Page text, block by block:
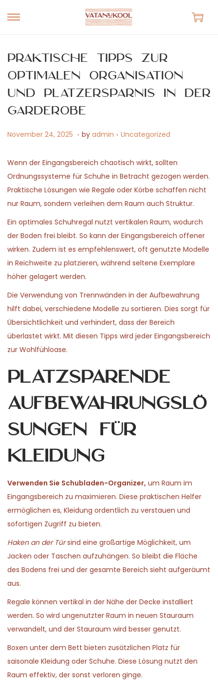
S
p
t
o
v
g
a
t
i
n
S
p
t
o
n
e
n
t
Praktische Tipps zur
optimalen Organisation
und Platzersparnis in der
Garderobe
P
s
t
e
d
November 24, 2025 M
y
1
5
,
. by admin . P
s
t
e
d
Uncategorized
Wenn der Eingangsbereich chaotisch wirkt, sollten
Ordnungssysteme für Schuhe in Betracht gezogen werden.
Praktische Lösungen wie Regale oder Körbe schaffen nicht
nur Raum, sondern verleihen dem Raum auch Struktur.
Ein optimales Schuhregal nutzt vertikalen Raum, wodurch
der Boden frei bleibt. So kann der Eingangsbereich offener
wirken. Zudem ist es empfehlenswert, oft genutzte Modelle
in Reichweite zu platzieren, während seltene Exemplare
höher gelagert werden.
Die Verwendung von Trennwänden in der Aufbewahrung
hilft dabei, verschiedene Modelle zu sortieren. Dies sorgt für
Übersichtlichkeit und verhindert, dass der Bereich
überlastet wirkt. Mit diesen Tipps wird jeder Eingangsbereich
zur Wohlfühloase.
Platzsparende
Aufbewahrungslö
sungen für
Kleidung
Verwenden Sie Schubladen-Organizer, um Raum im
Eingangsbereich zu maximieren. Diese praktischen Helfer
ermöglichen es, Kleidung ordentlich zu verstauen und
sofortigen Zugriff zu bieten.
Haken an der Türsind eine großartige Möglichkeit, um
Jacken oder Taschen aufzuhängen. So bleibt die Fläche
des Bodens frei und der gesamte Bereich sieht aufgeräumt
aus.
Regale können vertikal in der Nähe der Decke installiert
werden. So wird ungenutzter Raum in neuen Stauraum
verwandelt, und der Stauraum wird besser genutzt.
Boxen unter dem Bett bieten zusätzlichen Platz für
saisonale Kleidung oder Schuhe. Diese Lösung nutzt den
Raum effektiv, der sonst verloren ginge.